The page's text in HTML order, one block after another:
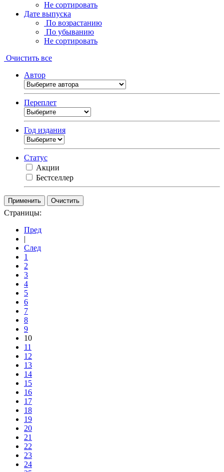
Не сортировать
Дате выпуска
По возрастанию
По убыванию
Не сортировать
Очистить все
Автор
Переплет
Год издания
Статус
Акции
Бестселлер
Очистить
Страницы:
Пред
|
След
1
2
3
4
5
6
7
8
9
10
11
12
13
14
15
16
17
18
19
20
21
22
23
24